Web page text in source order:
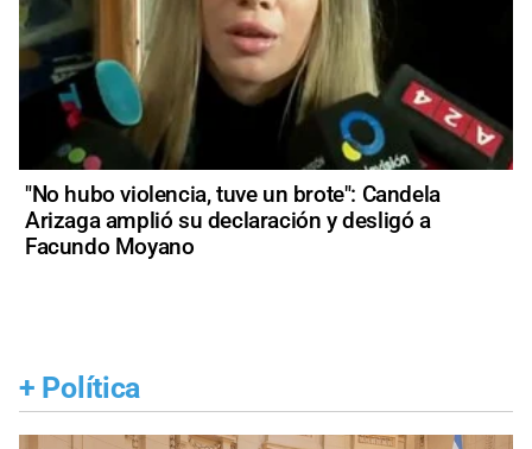
"No hubo violencia, tuve un brote": Candela
Arizaga amplió su declaración y desligó a
Facundo Moyano
+ Política